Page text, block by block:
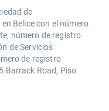
de
Belice con el número
número de registro
de Servicios
de registro
Barrack Road, Piso